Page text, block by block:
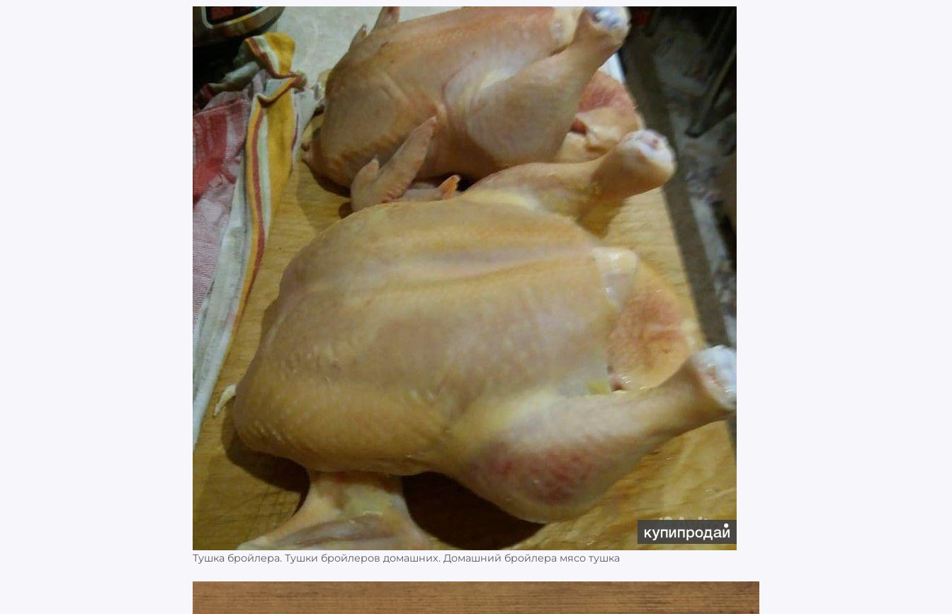
Тушка бройлера. Тушки бройлеров домашних. Домашний бройлера мясо тушка